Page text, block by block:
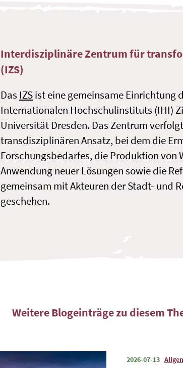
Interdisziplinäre Zentrum für
(IZS)
Das IZSist eine gemeinsame Einrichtung
Internationalen Hochschulinstituts (IHI)
Universität Dresden. Das Zentrum
transdisziplinären Ansatz, bei dem die
Forschungsbedarfes, die Produktion von
Anwendung neuer Lösungen sowie die
gemeinsam mit Akteuren der Stadt- und
geschehen.
Weitere Blogeinträge zu diesem
2026-07-13